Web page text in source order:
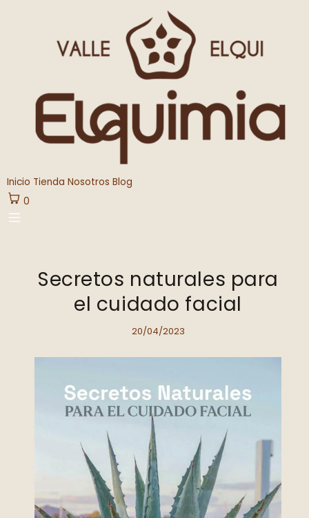
Inicio Tienda Nosotros Blog
0
Secretos naturales para
el cuidado facial
20/04/2023
entradas